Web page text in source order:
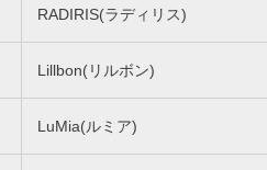
RADIRIS(ラディリス)
Lillbon(リルボン)
LuMia(ルミア)